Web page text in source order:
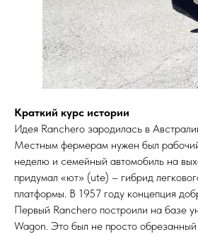
Краткий курс истории
Идея Ranchero зародилась в
Местным фермерам нужен был
неделю и семейный автомобиль на
придумал «ют» (ute) – гибрид
платформы. В 1957 году концепция
Первый Ranchero построили на базе
Wagon. Это был не просто обрезанный